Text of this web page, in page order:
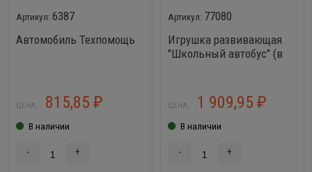
6387
Автомобиль Техпомощь
ЦЕНА: 815,85 ₽
В наличии
- +
77080
Игрушка развивающая
"Школьный автобус" (в
ЦЕНА: 1 909,95 ₽
В наличии
- +